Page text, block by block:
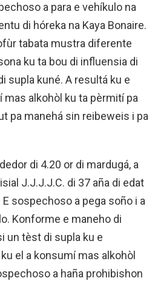
a para e vehíkulo na
di hóreka na Kaya Bonaire.
tabata mustra diferente
ku ta bou di influensia di
supla kuné. A resultá ku e
alkohòl ku ta pèrmití pa
pa manehá sin reibeweis i pa
di 4.20 or di mardugá, a
J.J.J.J.C. di 37 aña di edat
sospechoso a pega soño i a
Konforme e maneho di
un tèst di supla ku e
el a konsumí mas alkohòl
a haña prohibishon